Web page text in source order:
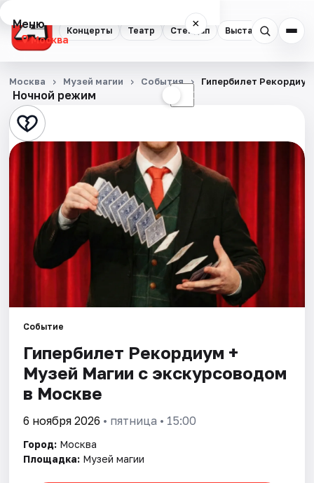
Концерты Театр Стендап Выставки
Меню ×
Москва
Концерты
Театр
Стендап
Экскурсии
Спорт
Города
Площадки
Артисты
Рейтинги
Ночной режим ☾
Москва Музей магии События Гипербилет
Событие
Гипербилет Рекордиум +
Музей Магии с экскурсоводом
в Москве
6 ноября 2026 • пятница • 15:00
Город: Москва
Площадка: Музей магии